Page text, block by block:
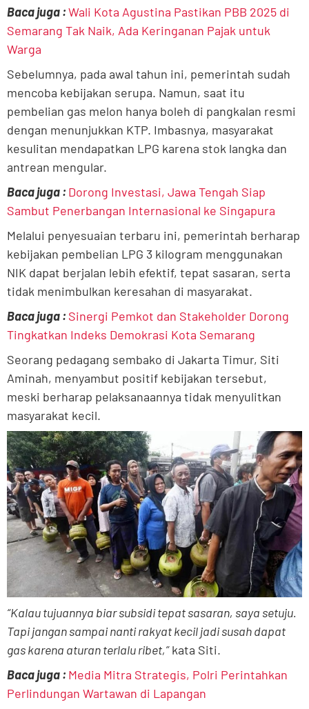
Baca juga :Wali Kota Agustina Pastikan PBB 2025 di
Semarang Tak Naik, Ada Keringanan Pajak untuk
Warga
Sebelumnya, pada awal tahun ini, pemerintah sudah
mencoba kebijakan serupa. Namun, saat itu
pembelian gas melon hanya boleh di pangkalan resmi
dengan menunjukkan KTP. Imbasnya, masyarakat
kesulitan mendapatkan LPG karena stok langka dan
antrean mengular.
Baca juga : Dorong Investasi, Jawa Tengah Siap
Sambut Penerbangan Internasional ke Singapura
Melalui penyesuaian terbaru ini, pemerintah berharap
kebijakan pembelian LPG 3 kilogram menggunakan
NIK dapat berjalan lebih efektif, tepat sasaran, serta
tidak menimbulkan keresahan di masyarakat.
Baca juga : Sinergi Pemkot dan Stakeholder Dorong
Tingkatkan Indeks Demokrasi Kota Semarang
Seorang pedagang sembako di Jakarta Timur, Siti
Aminah, menyambut positif kebijakan tersebut,
meski berharap pelaksanaannya tidak menyulitkan
masyarakat kecil.
“Kalau tujuannya biar subsidi tepat sasaran, saya setuju.
Tapi jangan sampai nanti rakyat kecil jadi susah dapat
gas karena aturan terlalu ribet,”kata Siti.
Baca juga : Media Mitra Strategis, Polri Perintahkan
Perlindungan Wartawan di Lapangan